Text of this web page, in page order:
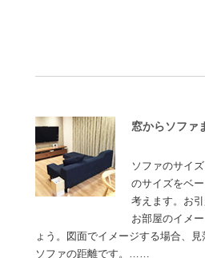
窓からソファ
ソファのサイ
のサイズをベ
考えます。お
お部屋のイメ
ょう。図面でイメージする場合、
ソファの距離です。……